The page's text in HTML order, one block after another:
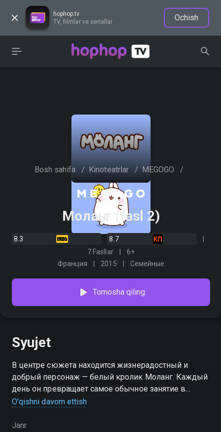
hophop.tv
TV, filmlar va seriallar
Ochish
Bosh sahifa / Kinoteatrlar / MEGOGO /
Моланг (fasl 2)
8.3
8.7
7 Fasllar
6+
Франция
2015 Семейные
Tomosha qiling
Syujet
В центре сюжета находится жизнерадостный и
добрый персонаж — белый кролик Моланг. Каждый
день он превращает самое обычное занятие в
целое приключение. А если к нему присоединяется
безудержное веселье льется рекой.
O'qishni davom ettish
Janr